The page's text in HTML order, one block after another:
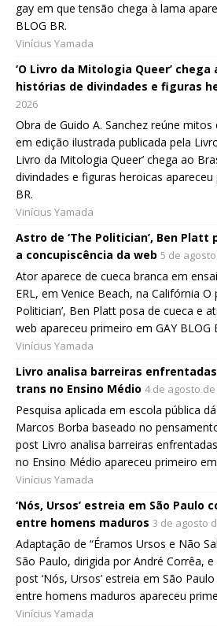
gay em que tensão chega à lama
BLOG BR.
Vinícius Yamada
‘O Livro da Mitologia Queer’ chega
histórias de divindades e figuras
2026
Obra de Guido A. Sanchez reúne
em edição ilustrada publicada pela
Livro da Mitologia Queer’ chega ao
divindades e figuras heroicas
BR.
Vinícius Yamada
Astro de ‘The Politician’, Ben Platt
a concupiscência da web 5 de
Ator aparece de cueca branca em
ERL, em Venice Beach, na Califórnia O
Politician’, Ben Platt posa de cueca e
web apareceu primeiro em GAY BLOG
Vinícius Yamada
Livro analisa barreiras
trans no Ensino Médio 4 de agosto de
Pesquisa aplicada em escola pública
Marcos Borba baseado no
post Livro analisa barreiras
no Ensino Médio apareceu primeiro em
Vinícius Yamada
‘Nós, Ursos’ estreia em São Paulo
entre homens maduros 3 de agosto
Adaptação de “Éramos Ursos e Não
São Paulo, dirigida por André Corrêa,
post ‘Nós, Ursos’ estreia em São
entre homens maduros apareceu
Vinícius Yamada